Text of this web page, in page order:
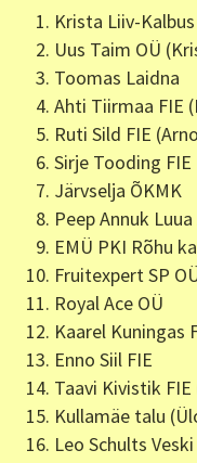
Krista Liiv-
Uus Taim OÜ
Toomas Laidna
Ahti Tiirmaa FIE
Ruti Sild FIE
Sirje Tooding FIE
Järvselja ÕKMK
Peep Annuk
EMÜ PKI Rõhu
Fruitexpert SP
Royal Ace OÜ
Kaarel Kuningas
Enno Siil FIE
Taavi Kivistik
Kullamäe talu
Leo Schults